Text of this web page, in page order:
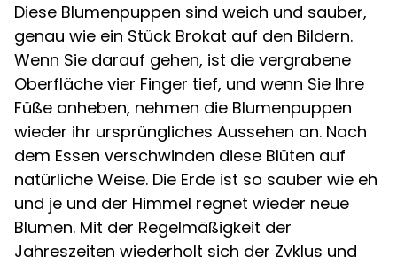
Diese Blumenpuppen sind weich und sauber,
genau wie ein Stück Brokat auf den Bildern.
Wenn Sie darauf gehen, ist die vergrabene
Oberfläche vier Finger tief, und wenn Sie Ihre
Füße anheben, nehmen die Blumenpuppen
wieder ihr ursprüngliches Aussehen an. Nach
dem Essen verschwinden diese Blüten auf
natürliche Weise. Die Erde ist so sauber wie eh
und je und der Himmel regnet wieder neue
Blumen. Mit der Regelmäßigkeit der
Jahreszeiten wiederholt sich der Zyklus und